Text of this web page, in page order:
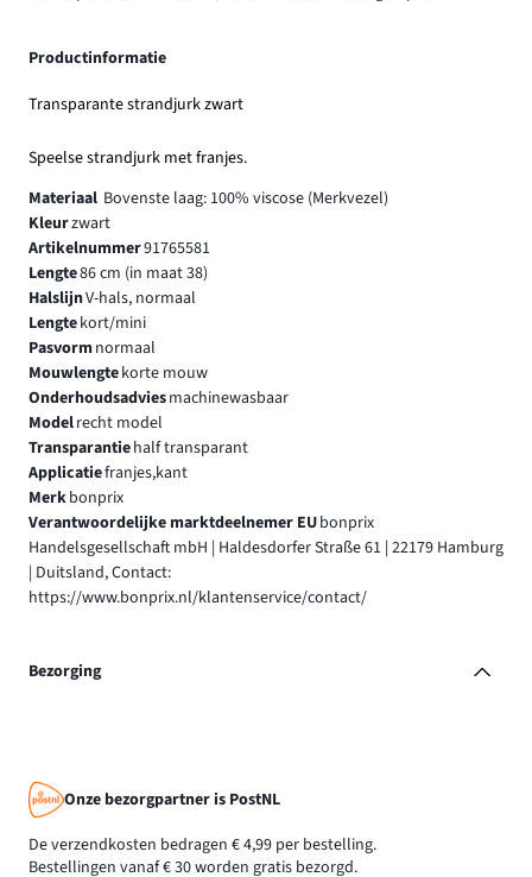
Productinformatie
Transparante strandjurk zwart
Speelse strandjurk met franjes.
Materiaal Bovenste laag: 100% viscose (Merkvezel)
Kleurzwart
Artikelnummer91765581
Lengte86 cm (in maat 38)
HalslijnV-hals, normaal
Lengtekort/mini
Pasvormnormaal
Mouwlengtekorte mouw
Onderhoudsadviesmachinewasbaar
Modelrecht model
Transparantiehalf transparant
Applicatiefranjes,kant
Merkbonprix
Verantwoordelijke marktdeelnemer EUbonprix
Handelsgesellschaft mbH | Haldesdorfer Straße 61 | 22179 Hamburg
| Duitsland, Contact:
https://www.bonprix.nl/klantenservice/contact/
Bezorging
Onze bezorgpartner is PostNL
De verzendkosten bedragen € 4,99 per bestelling.
Bestellingen vanaf € 30 worden gratis bezorgd.